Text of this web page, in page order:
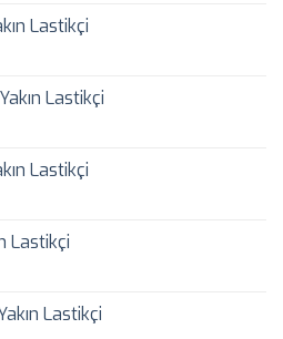
Lastikçi
Lastikçi
Lastikçi
Lastikçi
Lastikçi